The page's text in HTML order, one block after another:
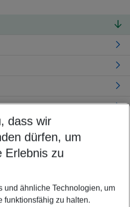
suits your best
5-8 nights
dass wir
dürfen, um
Erlebnis zu
und ähnliche Technologien, um
funktionsfähig zu halten.